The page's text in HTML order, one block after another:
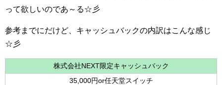
って欲しいのであ～る☆彡
参考までにだけど、キャッシュバックの内訳はこんな感じ
☆彡
株式会社NEXT限定キャッシュバック
35,000円or任天堂スイッチ